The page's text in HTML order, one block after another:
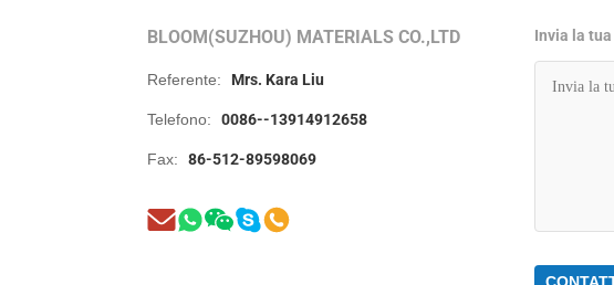
BLOOM(SUZHOU) MATERIALS CO.,LTD
Referente: Mrs. Kara Liu
Telefono: 0086--13914912658
Fax: 86-512-89598069
Invia la